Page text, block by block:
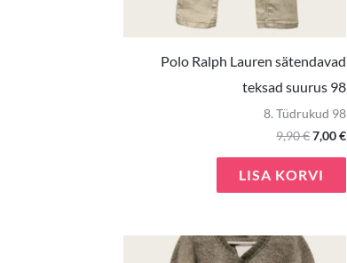
Polo Ralph Lauren sätendavad
teksad suurus 98
8. Tüdrukud 98
9,90€7,00€
LISA KORVI